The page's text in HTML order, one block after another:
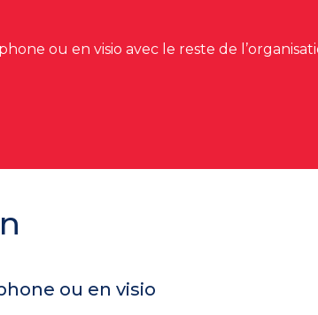
ou en visio avec le reste de
ou en visio